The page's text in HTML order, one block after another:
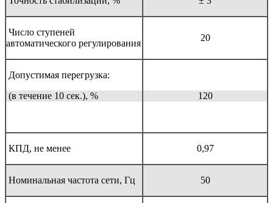
Число ступеней
автоматического регулирования
20
Допустимая перегрузка:
(в течение 10 сек.), %
120
КПД, не менее 0,97
Номинальная частота сети, Гц 50